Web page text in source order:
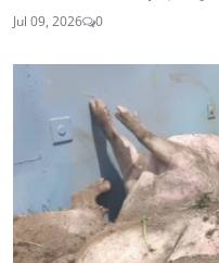
Jul 09, 2026 0